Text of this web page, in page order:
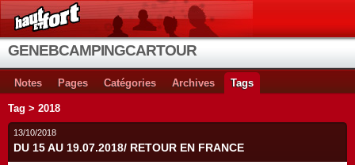
GENEBCAMPINGCARTOUR
Notes Pages Catégories Archives Tags
Tag > 2018
13/10/2018
DU 15 AU 19.07.2018/ RETOUR EN FRANCE